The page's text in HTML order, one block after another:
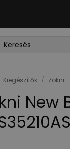
Kiegészítők / Zokni
New